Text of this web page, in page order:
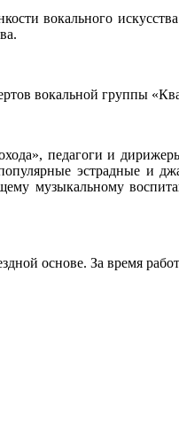
вокального
вокальной группы
педагоги и
эстрадные и
музыкальному
основе. За время